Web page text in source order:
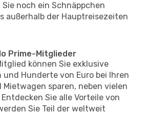
noch ein Schnäppchen
außerhalb der Hauptreisezeiten
Prime-Mitglieder
können Sie exklusive
Hunderte von Euro bei Ihren
Mietwagen sparen, neben vielen
Sie alle Vorteile von
Sie Teil der weltweit